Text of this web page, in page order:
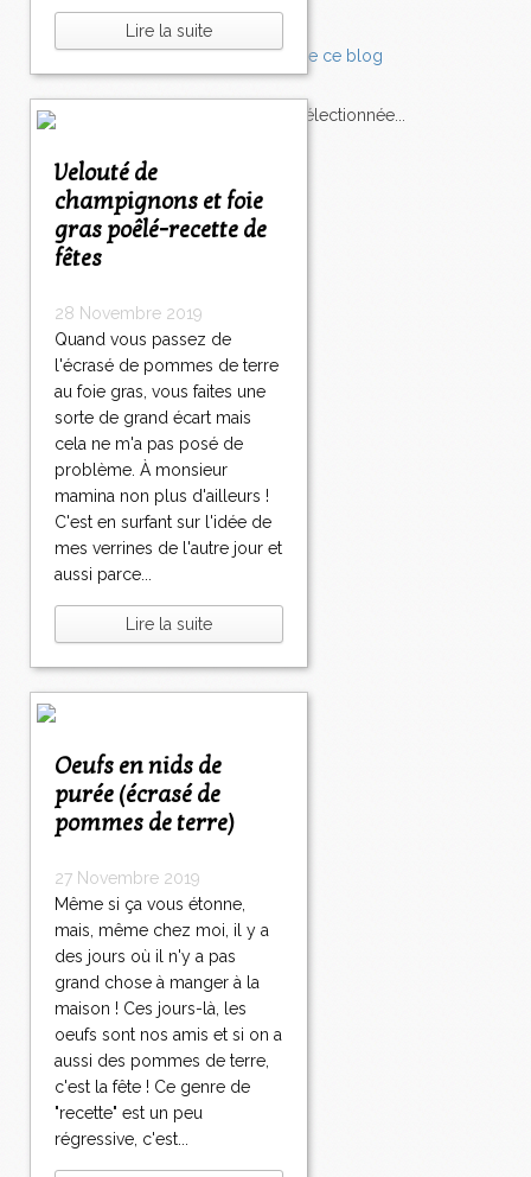
Lire la suite
Velouté de
champignons et foie
gras poêlé-recette de
fêtes
28 Novembre 2019
Quand vous passez de
l'écrasé de pommes de terre
au foie gras, vous faites une
sorte de grand écart mais
cela ne m'a pas posé de
problème. À monsieur
mamina non plus d'ailleurs !
C'est en surfant sur l'idée de
mes verrines de l'autre jour et
aussi parce...
Lire la suite
Oeufs en nids de
purée (écrasé de
pommes de terre)
27 Novembre 2019
Même si ça vous étonne,
mais, même chez moi, il y a
des jours où il n'y a pas
grand chose à manger à la
maison ! Ces jours-là, les
oeufs sont nos amis et si on a
aussi des pommes de terre,
c'est la fête ! Ce genre de
"recette" est un peu
régressive, c'est...
L'Express style m'a sélectionnée...
lexpress.fr/Styles
articles récents